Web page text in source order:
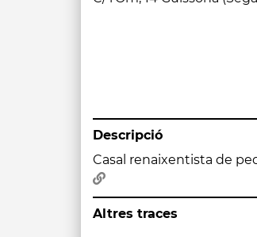
Descripció
Casal renaixentista de
Altres traces